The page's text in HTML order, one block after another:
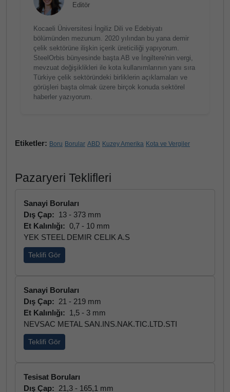
Editör
Kocaeli Üniversitesi İngiliz Dili ve Edebiyatı
bölümünden mezunum. 2020 yılından bu yana demir
çelik sektörüne ilişkin içerik üreticiliği yapıyorum.
SteelOrbis bünyesinde başta AB ve İngiltere'nin vergi,
mevzuat değişiklikleri ile kota kullanımlarının yanı sıra
Türkiye çelik sektöründeki birliklerin açıklamaları ve
görüşleri başta olmak üzere birçok konuda sektörel
haberler yazıyorum.
Etiketler: Boru Borular ABD Kuzey Amerika Kota ve Vergiler
Pazaryeri Teklifleri
Sanayi Boruları
Dış Çap: 13 - 373 mm
Et Kalınlığı: 0,7 - 10 mm
YEK STEEL DEMIR CELIK A.S
Teklifi Gör
Sanayi Boruları
Dış Çap: 21 - 219 mm
Et Kalınlığı: 1,5 - 3 mm
NEVSAC METAL SAN.INS.NAK.TIC.LTD.STI
Teklifi Gör
Tesisat Boruları
Dış Çap: 21,3 - 165,1 mm